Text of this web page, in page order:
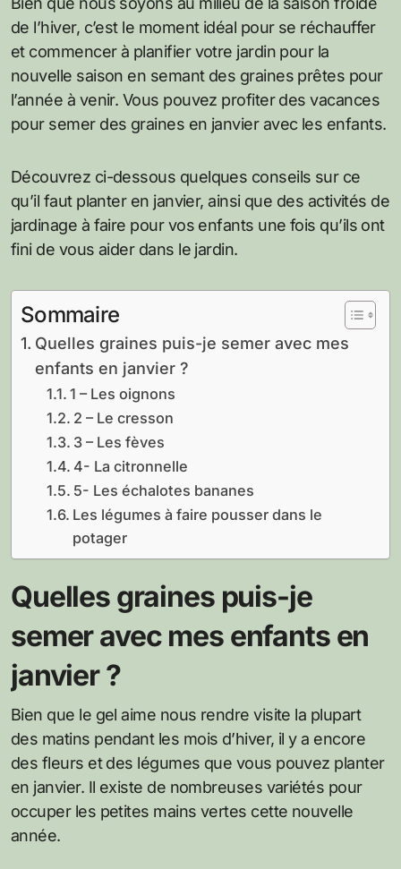
de l’hiver, c’est le moment idéal pour se réchauffer
et commencer à planifier votre jardin pour la
nouvelle saison en semant des graines prêtes pour
l’année à venir. Vous pouvez profiter des vacances
pour semer des graines en janvier avec les enfants.
Découvrez ci-dessous quelques conseils sur ce
qu’il faut planter en janvier, ainsi que des activités de
jardinage à faire pour vos enfants une fois qu’ils ont
fini de vous aider dans le jardin.
Sommaire
Quelles graines puis-je semer avec mes
enfants en janvier ?
1 – Les oignons
2 – Le cresson
3 – Les fèves
4- La citronnelle
5- Les échalotes bananes
Les légumes à faire pousser dans le
potager
Quelles graines puis-je
semer avec mes enfants en
janvier ?
Bien que le gel aime nous rendre visite la plupart
des matins pendant les mois d’hiver, il y a encore
des fleurs et des légumes que vous pouvez planter
en janvier. Il existe de nombreuses variétés pour
occuper les petites mains vertes cette nouvelle
année.